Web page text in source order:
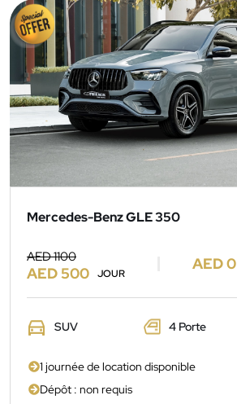
Mercedes-Benz GLE 350
AED 1100
AED 500 JOUR
AED 0
SUV 4 Porte
1 journée de location disponible
Dépôt : non requis